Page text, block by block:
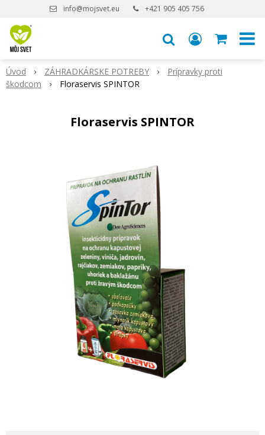
info@mojsvet.eu +421 905 405 756
Úvod ZÁHRADKÁRSKE POTREBY
Prípravky proti
škodcom
Floraservis SPINTOR
Floraservis SPINTOR